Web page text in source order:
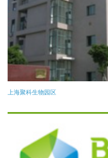
上海聚科生物园区